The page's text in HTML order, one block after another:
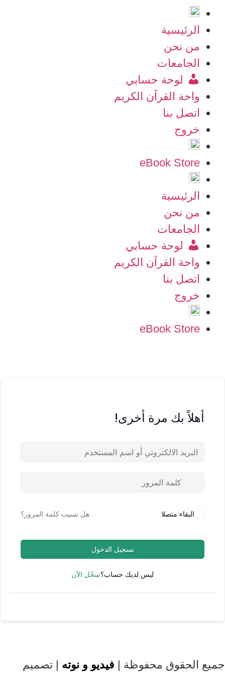
الرئيسية
من نحن
الجامعات
لوحة حسابي
واحة القرآن الكريم
اتصل بنا
خروج
eBook Store
الرئيسية
من نحن
الجامعات
لوحة حسابي
واحة القرآن الكريم
اتصل بنا
خروج
eBook Store
أهلاً بك مرة أخرى!
البقاء متصلا هل نسيت كلمة المرور؟
تسجيل الدخول
ليس لديك حساب؟سجّل الآن
جميع الحقوق محفوظة | فيديو و نوته | تصميم